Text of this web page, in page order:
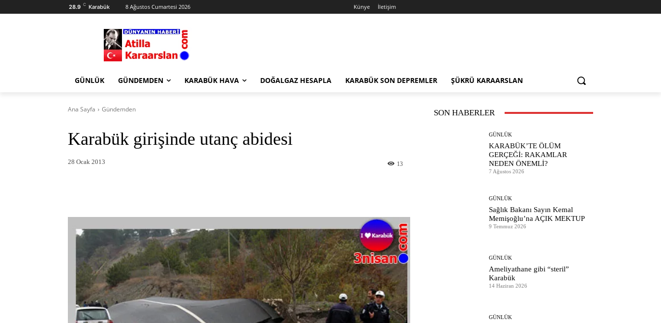
28.9 C Karabük 8 Ağustos Cumartesi 2026 Künye İletişim
GÜNLÜK GÜNDEMDEN KARABÜK HAVA DOĞALGAZ HESAPLA KARABÜK SON DEPREMLER ŞÜKRÜ KARAARSLAN
Ana Sayfa Gündemden
Karabük girişinde utanç abidesi
28 Ocak 2013 13
SON HABERLER
GÜNLÜK
KARABÜK’TE ÖLÜM
GERÇEĞİ: RAKAMLAR
NEDEN ÖNEMLİ?
7 Ağustos 2026
GÜNLÜK
Sağlık Bakanı Sayın Kemal
Memişoğlu’na AÇIK MEKTUP
9 Temmuz 2026
GÜNLÜK
Ameliyathane gibi “steril”
Karabük
14 Haziran 2026
GÜNLÜK